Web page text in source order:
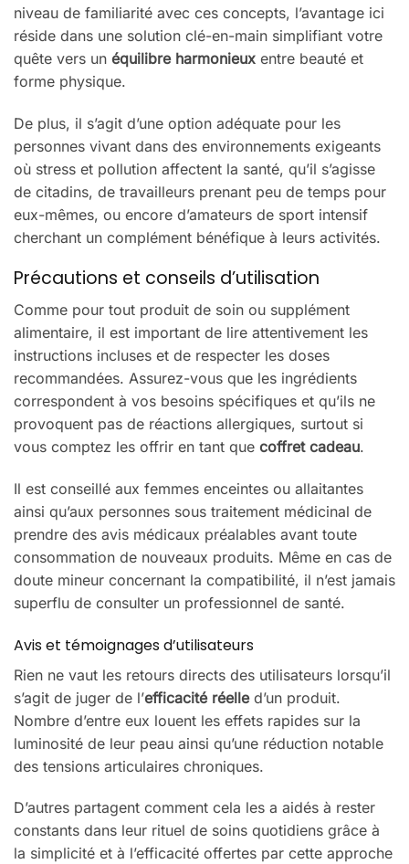
niveau de familiarité avec ces concepts, l’avantage ici
réside dans une solution clé-en-main simplifiant votre
quête vers un équilibre harmonieux entre beauté et
forme physique.
De plus, il s’agit d’une option adéquate pour les
personnes vivant dans des environnements exigeants
où stress et pollution affectent la santé, qu’il s’agisse
de citadins, de travailleurs prenant peu de temps pour
eux-mêmes, ou encore d’amateurs de sport intensif
cherchant un complément bénéfique à leurs activités.
Précautions et conseils d’utilisation
Comme pour tout produit de soin ou supplément
alimentaire, il est important de lire attentivement les
instructions incluses et de respecter les doses
recommandées. Assurez-vous que les ingrédients
correspondent à vos besoins spécifiques et qu’ils ne
provoquent pas de réactions allergiques, surtout si
vous comptez les offrir en tant que coffret cadeau.
Il est conseillé aux femmes enceintes ou allaitantes
ainsi qu’aux personnes sous traitement médicinal de
prendre des avis médicaux préalables avant toute
consommation de nouveaux produits. Même en cas de
doute mineur concernant la compatibilité, il n’est jamais
superflu de consulter un professionnel de santé.
Avis et témoignages d’utilisateurs
Rien ne vaut les retours directs des utilisateurs lorsqu’il
s’agit de juger de l’efficacité réelled’un produit.
Nombre d’entre eux louent les effets rapides sur la
luminosité de leur peau ainsi qu’une réduction notable
des tensions articulaires chroniques.
D’autres partagent comment cela les a aidés à rester
constants dans leur rituel de soins quotidiens grâce à
la simplicité et à l’efficacité offertes par cette approche